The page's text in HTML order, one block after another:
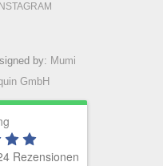
INSTAGRAM
by: Mumi
GmbH
Rezensionen